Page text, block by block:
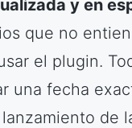
y en
que no
el plugin.
una fecha
de